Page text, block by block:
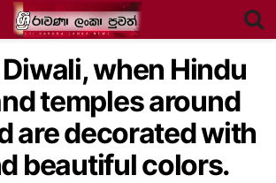
when Hindu
temples around
are decorated with
beautiful colors.